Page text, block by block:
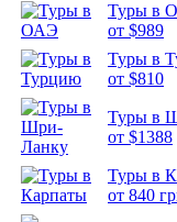
Туры в
от $989
Туры в
от $810
Туры в
от $1388
Туры в
от 840